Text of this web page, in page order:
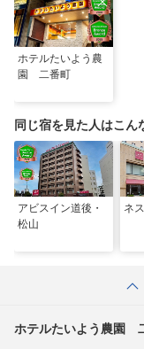
ホテルたいよう農
園 二番町
同じ宿を見た人はこん
アビスイン道後・
松山
ネ
ホテルたいよう農園